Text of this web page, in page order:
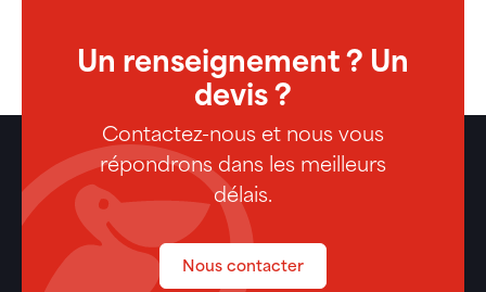
Un renseignement ? Un
devis ?
Contactez-nous et nous vous
répondrons dans les meilleurs
délais.
Nous contacter